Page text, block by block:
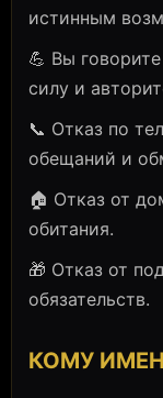
истинным
💪 Вы
силу и
📞 Отказ по
обещаний и
🏠 Отказ от
обитания.
🎁 Отказ от
обязательств.
КОМУ